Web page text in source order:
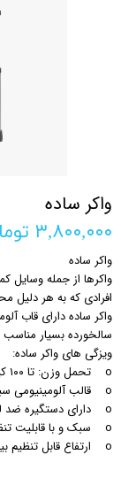
واکر ساده
۳,۸۰۰,۰۰۰ تومان
واکر ساده
واکرها از جمله
افرادی که به هر دلیل
واکر ساده دارای قاب
سالخورده بسیار
ویزگی های واکر ساده:
o تحمل وزن: تا ۱۰۰ کیلوگرم
o قالب آلومینیومی سبک
o دارای دستگیره ضد لغزش
o سبک و با قابلیت تنظیم ارتفاع
o ارتفاع قابل تنظیم بین ۶۵ تا ۹۶ سانتی متر